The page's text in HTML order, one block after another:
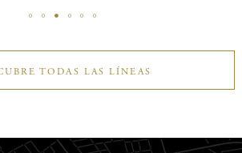
TODAS LAS LÍNEAS